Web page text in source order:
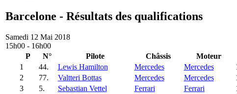
Barcelone - Résultats des qualifications
Samedi 12 Mai 2018
15h00 - 16h00
P
N° Pilote Châssis Moteur
1
44. Lewis Hamilton Mercedes Mercedes
2
77. Valtteri Bottas Mercedes Mercedes
3
5. Sebastian Vettel Ferrari Ferrari